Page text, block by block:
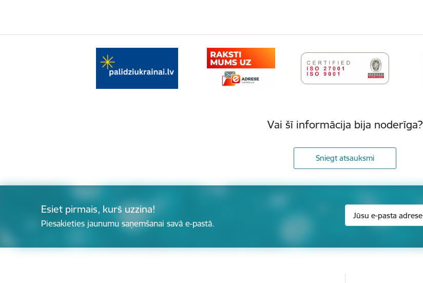
Vai šī informācija bija noderīga?
Sniegt atsauksmi
Esiet pirmais, kurš uzzina!
Piesakieties jaunumu saņemšanai savā e-pastā.